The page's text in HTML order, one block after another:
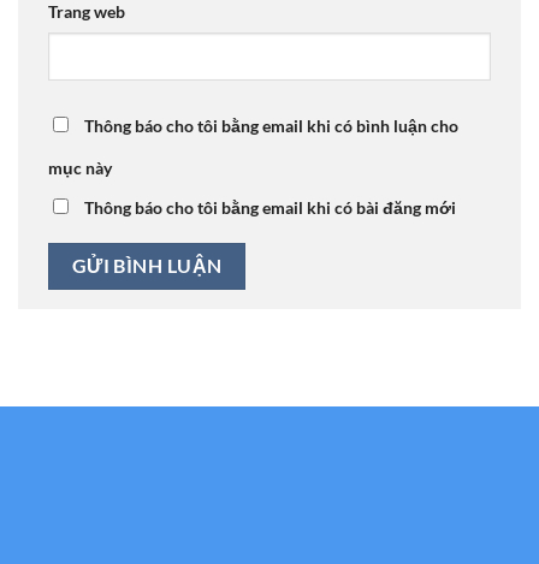
Trang web
Thông báo cho tôi bằng email khi có bình luận cho
mục này
Thông báo cho tôi bằng email khi có bài đăng mới